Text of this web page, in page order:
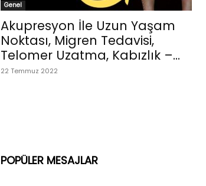
Genel
Akupresyon İle Uzun Yaşam
Noktası, Migren Tedavisi,
Telomer Uzatma, Kabızlık –...
22 Temmuz 2022
POPÜLER MESAJLAR